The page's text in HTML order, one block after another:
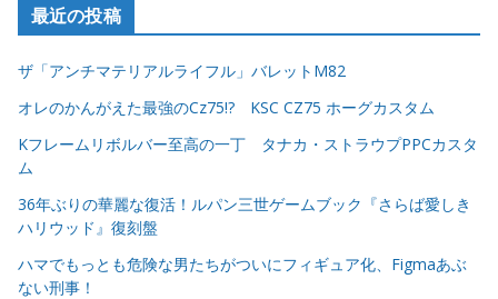
最近の投稿
ザ「アンチマテリアルライフル」バレットM82
オレのかんがえた最強のCz75!? KSC CZ75 ホーグカスタム
Kフレームリボルバー至高の一丁 タナカ・ストラウプPPCカスタ
ム
36年ぶりの華麗な復活！ルパン三世ゲームブック『さらば愛しき
ハリウッド』復刻盤
ハマでもっとも危険な男たちがついにフィギュア化、Figmaあぶ
ない刑事！